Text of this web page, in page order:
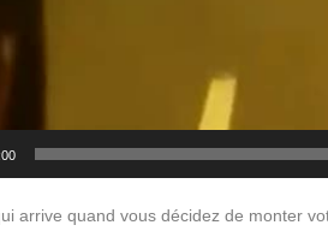
arrive quand vous décidez de monter